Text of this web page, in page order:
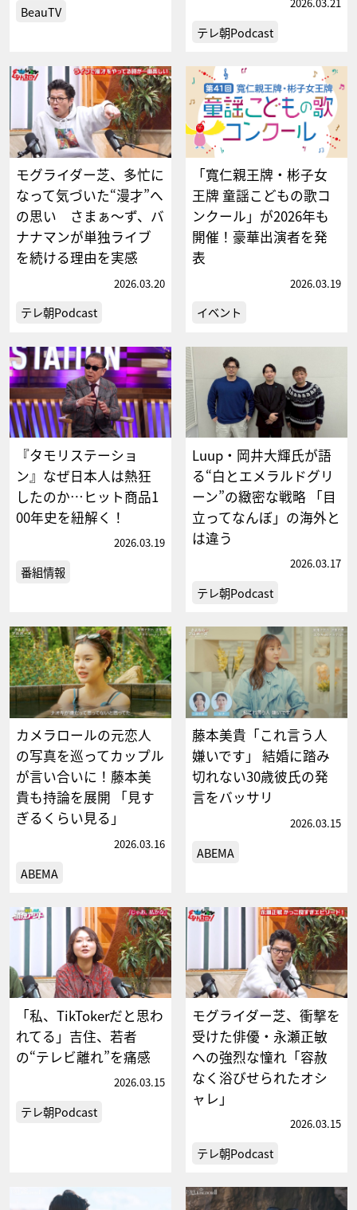
BeauTV
テレ朝Podcast
モグライダー芝、多忙に
なって気づいた“漫才”へ
の思い さまぁ～ず、バ
ナナマンが単独ライブ
を続ける理由を実感
2026.03.20
テレ朝Podcast
「寬仁親王牌・彬子女
王牌 童謡こどもの歌コ
ンクール」が2026年も
開催！豪華出演者を発
表
2026.03.19
イベント
『タモリステーショ
ン』なぜ日本人は熱狂
したのか…ヒット商品1
00年史を紐解く！
2026.03.19
番組情報
Luup・岡井大輝氏が語
る“白とエメラルドグリ
ーン”の緻密な戦略 「目
立ってなんぼ」の海外と
は違う
2026.03.17
テレ朝Podcast
カメラロールの元恋人
の写真を巡ってカップル
が言い合いに！藤本美
貴も持論を展開 「見す
ぎるくらい見る」
2026.03.16
ABEMA
藤本美貴「これ言う人
嫌いです」 結婚に踏み
切れない30歳彼氏の発
言をバッサリ
2026.03.15
ABEMA
「私、TikTokerだと思わ
れてる」吉住、若者
の“テレビ離れ”を痛感
2026.03.15
テレ朝Podcast
モグライダー芝、衝撃を
受けた俳優・永瀬正敏
への強烈な憧れ「容赦
なく浴びせられたオシ
ャレ」
2026.03.15
テレ朝Podcast